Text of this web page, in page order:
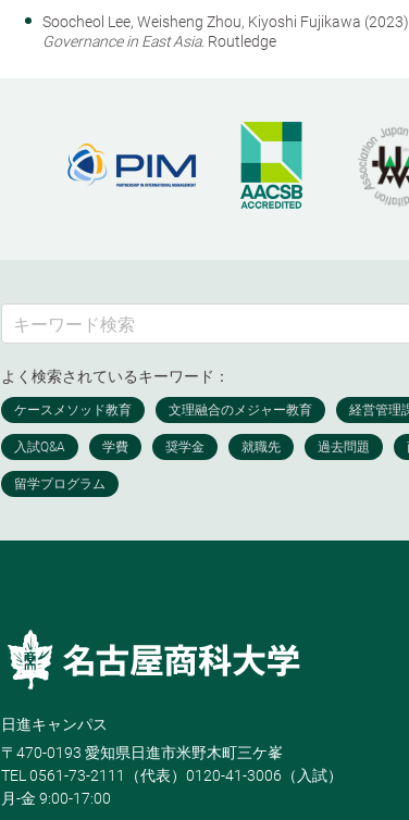
Soocheol Lee, Weisheng Zhou, Kiyoshi Fujikawa (2023)
Governance in East Asia. Routledge
よく検索されているキーワード：
日進キャンパス
〒470-0193 愛知県日進市米野木町三ケ峯
TEL 0561-73-2111（代表）0120-41-3006（入試）
月-金 9:00-17:00